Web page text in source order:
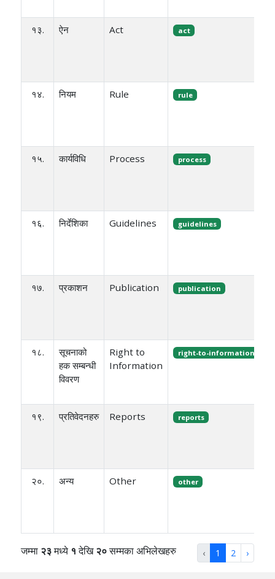
१३. ऐन Act act
१४. नियम Rule rule
१५. कार्यविधि Process process
१६. निर्देशिका Guidelines guidelines
१७. प्रकाशन Publication publication
१८.
सूचनाको
हक सम्बन्धी
विवरण
Right to
Information
right-to-information
१९. प्रतिवेदनहरु Reports reports
२०. अन्य Other other
जम्मा २३मध्ये १देखि२०सम्मका अभिलेखहरु ‹ 1 2 ›